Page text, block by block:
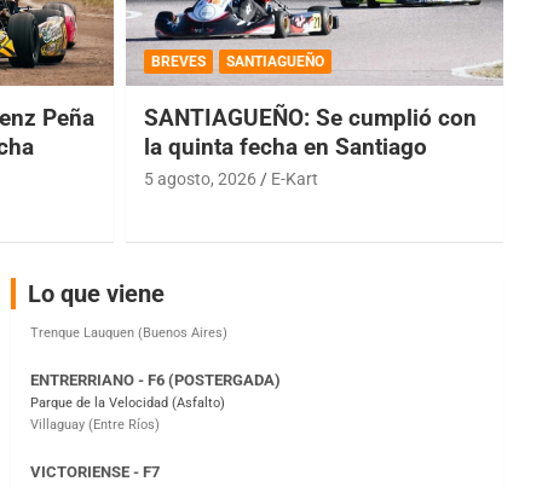
Peña
BREVES SANTIAGUEÑO
SANTIAGUEÑO: Se cumplió con
la quinta fecha en Santiago
5 agosto, 2026 E-Kart
Lo que viene
COBERTURA ESPECIAL DE E-KART.COM.AR
08/09-AGO
Ramiro Tot (Asfalto)
Baradero (Buenos Aires)
ENTRERRIANO - F6 (POSTERGADA)
Parque de la Velocidad (Asfalto)
Villaguay (Entre Ríos)
VICTORIENSE - F7
El Cerro (Tierra)
Victoria (Entre Ríos)
PATAGONICO - F6